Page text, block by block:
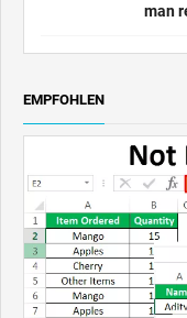
man
EMPFOHLEN